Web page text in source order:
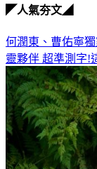
◤人氣夯文◢
何潤東、曹佑寧
靈夥伴 超準測字!